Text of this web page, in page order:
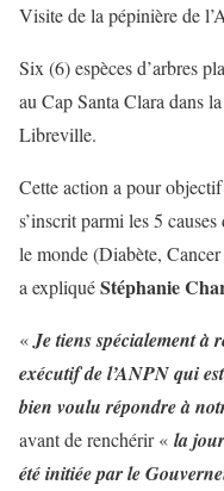
Visite de la pépinière de
Six (6) espèces d’arbres
au Cap Santa Clara dans
Libreville.
Cette action a pour
s’inscrit parmi les 5
le monde (Diabète,
a expliquéStéphanie
«Je tiens spécialement à
exécutif de l’ANPN qui
bien voulu répondre à
avant de renchérir « la
été initiée par le